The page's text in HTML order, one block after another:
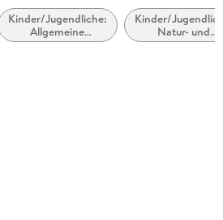
Kinder/Jugendliche:
Allgemeine
Interessen: Musik
Kinder/
Natur- und
Tiergeschichten